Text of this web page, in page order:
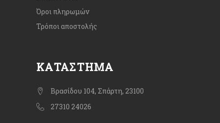
Όροι πληρωμών
Τρόποι αποστολής
ΚΑΤΆΣΤΗΜΑ
Βρασίδου 104, Σπάρτη, 23100
27310 24026